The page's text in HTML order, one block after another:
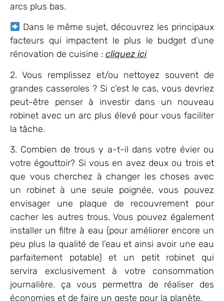
arcs plus bas.
Dans le même sujet, découvrez les principaux
facteurs qui impactent le plus le budget d’une
rénovation de cuisine : cliquez ici
2. Vous remplissez et/ou nettoyez souvent de
grandes casseroles ? Si c’est le cas, vous devriez
peut-être penser à investir dans un nouveau
robinet avec un arc plus élevé pour vous faciliter
la tâche.
3. Combien de trous y a-t-il dans votre évier ou
votre égouttoir? Si vous en avez deux ou trois et
que vous cherchez à changer les choses avec
un robinet à une seule poignée, vous pouvez
envisager une plaque de recouvrement pour
cacher les autres trous. Vous pouvez également
installer un filtre à eau (pour améliorer encore un
peu plus la qualité de l’eau et ainsi avoir une eau
parfaitement potable) et un petit robinet qui
servira exclusivement à votre consommation
journalière. ça vous permettra de réaliser des
économies et de faire un geste pour la planète.